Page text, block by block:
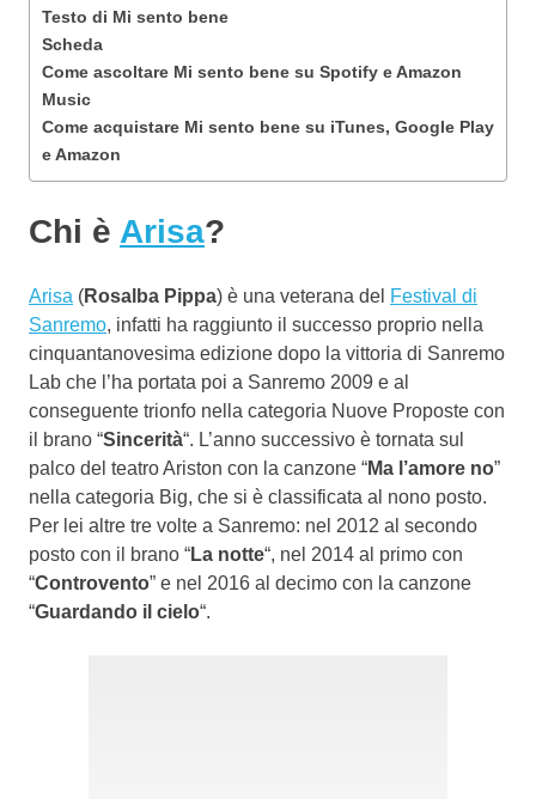
Testo di Mi sento bene
Scheda
Come ascoltare Mi sento bene su Spotify e Amazon
Music
Come acquistare Mi sento bene su iTunes, Google Play
e Amazon
Chi è Arisa?
Arisa (Rosalba Pippa) è una veterana del Festival di
Sanremo, infatti ha raggiunto il successo proprio nella
cinquantanovesima edizione dopo la vittoria di Sanremo
Lab che l’ha portata poi a Sanremo 2009 e al
conseguente trionfo nella categoria Nuove Proposte con
il brano “Sincerità“. L’anno successivo è tornata sul
palco del teatro Ariston con la canzone “Ma l’amore no”
nella categoria Big, che si è classificata al nono posto.
Per lei altre tre volte a Sanremo: nel 2012 al secondo
posto con il brano “La notte“, nel 2014 al primo con
“Controvento” e nel 2016 al decimo con la canzone
“Guardando il cielo“.